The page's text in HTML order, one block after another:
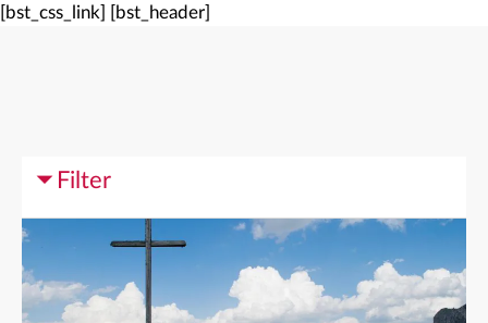
[bst_css_link] [bst_header]
Filter